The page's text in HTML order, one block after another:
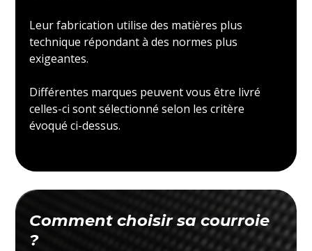
Leur fabrication utilise des matières plus
technique répondant à des normes plus
exigeantes.
Différentes marques peuvent vous être livré
celles-ci sont sélectionné selon les critère
évoqué ci-dessus.
Comment choisir sa courroie
?